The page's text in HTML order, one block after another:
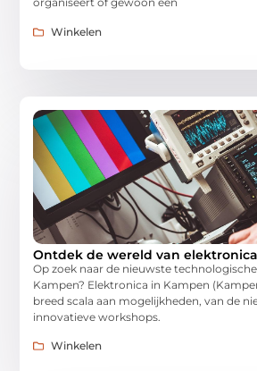
Winkelen
Ontdek de wereld van
Op zoek naar de nieuwste
Kampen? Elektronica in Kampen
breed scala aan mogelijkheden, van de
innovatieve workshops.
Winkelen